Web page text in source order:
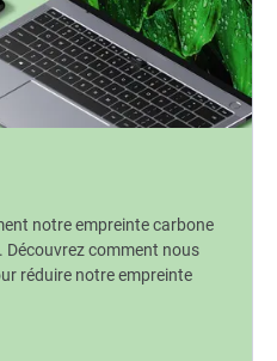
notre empreinte carbone
comment nous
réduire notre empreinte